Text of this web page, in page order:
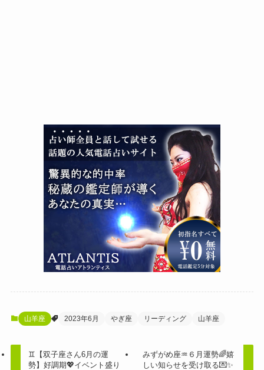
山羊座 2023年6月 やぎ座 リーディング 山羊座
♊️【双子座さん6月の運
勢】好調期💖イベント盛り
みずがめ座♒６月運勢🌈嬉
しい知らせを受け取る💌✨